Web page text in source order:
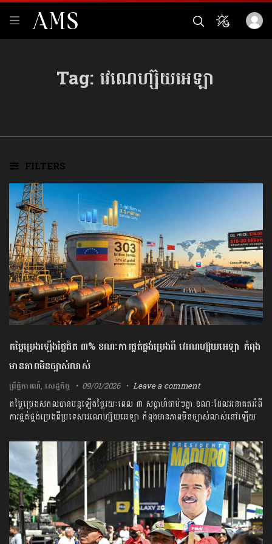
Tag: វេណេហ្ស៊ុយអេឡា
FILTERS
តម្លៃប្រេងឡើងថ្លៃជិត ៣% ខណៈការផ្គត់ផ្គង់ប្រេងពី វេណេហ្ស៊ុយអេឡា កំពុង
មានភាពមិនច្បាស់លាស់
ព្រឹត្តិការណ៍,សេដ្ឋកិច្ច 09/01/2026 Leave a comment
តម្លៃប្រេងសកលបានបន្តឡើងថ្លៃរយៈពេល ៣ សប្តាហ៍ជាប់ៗគ្នា ខណៈដែលអនាគតអំពី
ការផ្គត់ផ្គង់ប្រេងពីប្រទេសវេណេហ្ស៊ុយអេឡា កំពុងមានភាពមិនច្បាស់លាស់នៅឡើយ